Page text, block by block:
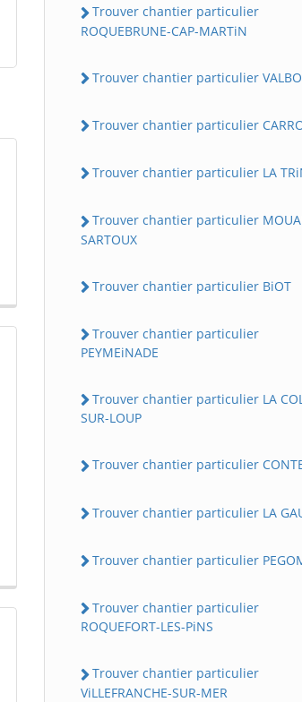
Trouver chantier particulier
ROQUEBRUNE-CAP-MARTiN
Trouver chantier particulier
Trouver chantier particulier
Trouver chantier particulier LA
Trouver chantier particulier
SARTOUX
Trouver chantier particulier BiOT
Trouver chantier particulier
PEYMEiNADE
Trouver chantier particulier LA
SUR-LOUP
Trouver chantier particulier
Trouver chantier particulier LA
Trouver chantier particulier
Trouver chantier particulier
ROQUEFORT-LES-PiNS
Trouver chantier particulier
ViLLEFRANCHE-SUR-MER